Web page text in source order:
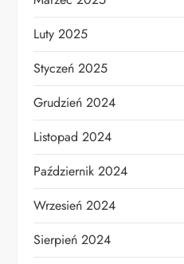
Luty 2025
Styczeń 2025
Grudzień 2024
Listopad 2024
Październik 2024
Wrzesień 2024
Sierpień 2024